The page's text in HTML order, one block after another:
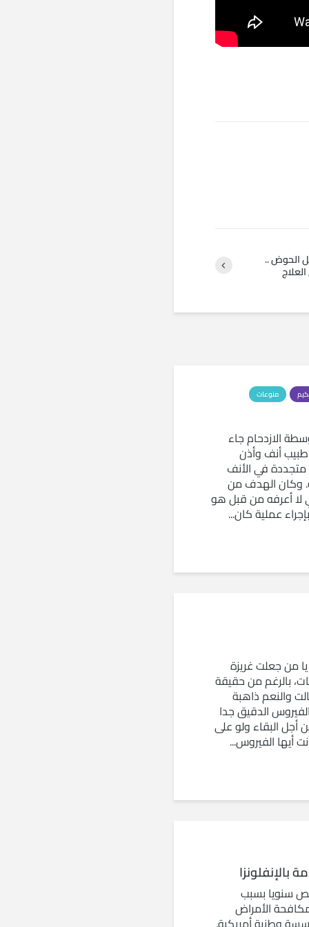
الحوض ..
منوعات
الازدحام جاء
أنف وأذن
في الأنف
وكان الهدف من
لا أعرفه من قبل هو
عملية كان...
من جعلت غريزة
بالرغم من حقيقة
والنعم ذاهبة
الدقيق جدا
أجل البقاء ولو على
أيها الفيروس...
بالإنفلونزا
شخص سنويا بسبب
مكافحة الأمراض